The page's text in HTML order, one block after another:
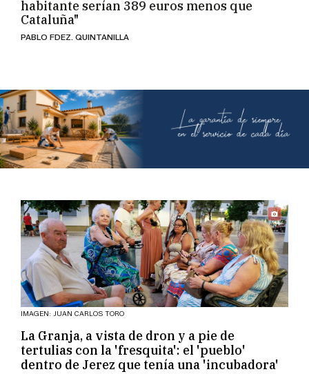
habitante serían 389 euros menos que
Cataluña"
PABLO FDEZ. QUINTANILLA
IMAGEN: JUAN CARLOS TORO
La Granja, a vista de dron y a pie de
tertulias con la 'fresquita': el 'pueblo'
dentro de Jerez que tenía una 'incubadora'